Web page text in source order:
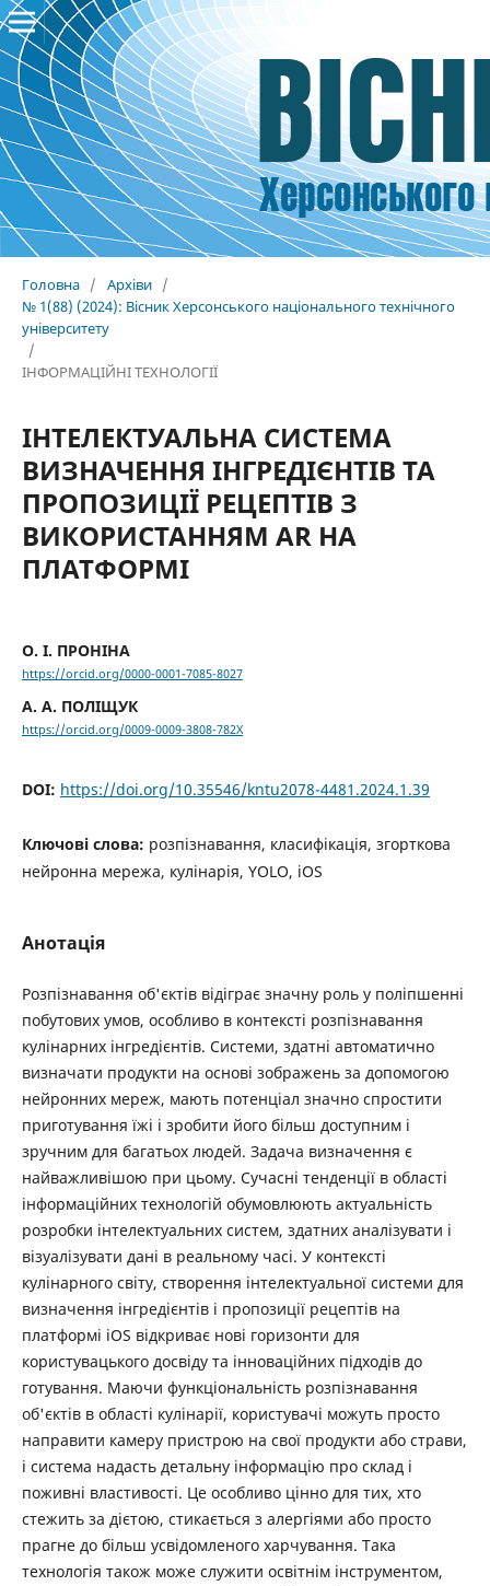
Головна / Архіви /
№ 1(88) (2024): Вісник Херсонського національного технічного
університету
/
ІНФОРМАЦІЙНІ ТЕХНОЛОГІЇ
ІНТЕЛЕКТУАЛЬНА СИСТЕМА
ВИЗНАЧЕННЯ ІНГРЕДІЄНТІВ ТА
ПРОПОЗИЦІЇ РЕЦЕПТІВ З
ВИКОРИСТАННЯМ AR НА
ПЛАТФОРМІ
О. І. ПРОНІНА
https://orcid.org/0000-0001-7085-8027
А. А. ПОЛІЩУК
https://orcid.org/0009-0009-3808-782X
DOI: https://doi.org/10.35546/kntu2078-4481.2024.1.39
Ключові слова: розпізнавання, класифікація, згорткова
нейронна мережа, кулінарія, YOLO, iOS
Анотація
Розпізнавання об'єктів відіграє значну роль у поліпшенні
побутових умов, особливо в контексті розпізнавання
кулінарних інгредієнтів. Системи, здатні автоматично
визначати продукти на основі зображень за допомогою
нейронних мереж, мають потенціал значно спростити
приготування їжі і зробити його більш доступним і
зручним для багатьох людей. Задача визначення є
найважливішою при цьому. Сучасні тенденції в області
інформаційних технологій обумовлюють актуальність
розробки інтелектуальних систем, здатних аналізувати і
візуалізувати дані в реальному часі. У контексті
кулінарного світу, створення інтелектуальної системи для
визначення інгредієнтів і пропозиції рецептів на
платформі iOS відкриває нові горизонти для
користувацького досвіду та інноваційних підходів до
готування. Маючи функціональність розпізнавання
об'єктів в області кулінарії, користувачі можуть просто
направити камеру пристрою на свої продукти або страви,
і система надасть детальну інформацію про склад і
поживні властивості. Це особливо цінно для тих, хто
стежить за дієтою, стикається з алергіями або просто
прагне до більш усвідомленого харчування. Така
технологія також може служити освітнім інструментом,